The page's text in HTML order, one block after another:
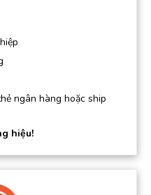
ngân hàng hoặc ship
hiệu!